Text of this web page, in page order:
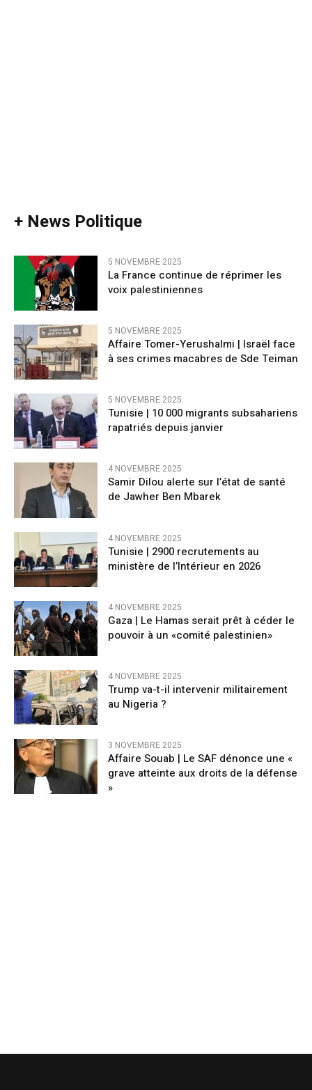
+ News Politique
5 NOVEMBRE 2025
La France continue de réprimer les
voix palestiniennes
5 NOVEMBRE 2025
Affaire Tomer-Yerushalmi | Israël face
à ses crimes macabres de Sde Teiman
5 NOVEMBRE 2025
Tunisie | 10 000 migrants subsahariens
rapatriés depuis janvier
4 NOVEMBRE 2025
Samir Dilou alerte sur l’état de santé
de Jawher Ben Mbarek
4 NOVEMBRE 2025
Tunisie | 2900 recrutements au
ministère de l’Intérieur en 2026
4 NOVEMBRE 2025
Gaza | Le Hamas serait prêt à céder le
pouvoir à un «comité palestinien»
4 NOVEMBRE 2025
Trump va-t-il intervenir militairement
au Nigeria ?
3 NOVEMBRE 2025
Affaire Souab | Le SAF dénonce une «
grave atteinte aux droits de la défense
»